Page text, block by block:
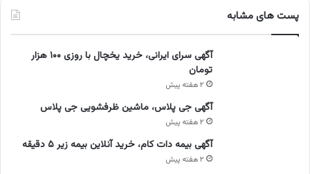
پست های مشابه
آگهی سرای ایرانی، خرید یخچال با روزی ۱۰۰ هزار
تومان
۲ هفته پیش
آگهی جی پلاس، ماشین ظرفشویی جی پلاس
۲ هفته پیش
آگهی بیمه دات کام، خرید آنلاین بیمه زیر ۵ دقیقه
۲ هفته پیش